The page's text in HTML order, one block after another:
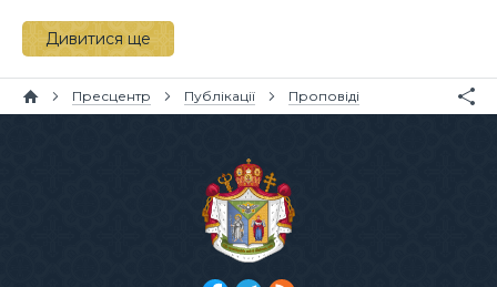
Дивитися ще
Пресцентр Публікації Проповіді